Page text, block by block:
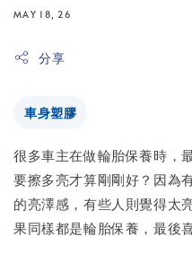
MAY 18, 26
分享
車身塑膠
很多車主在做輪胎保養時，
要擦多亮才算剛剛好？因為
的亮澤感，有些人則覺得太
果同樣都是輪胎保養，最後